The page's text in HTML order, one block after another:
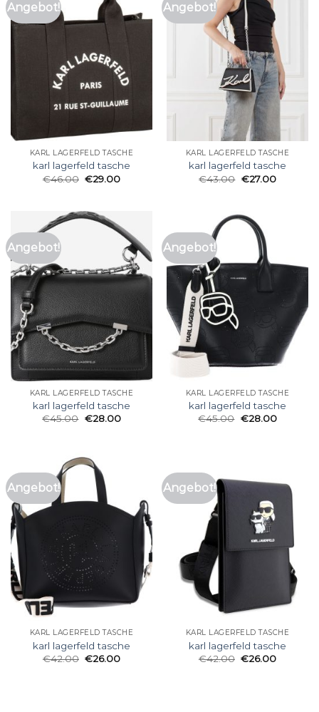
Angebot!
KARL LAGERFELD TASCHE
karl lagerfeld tasche
€46.00 €29.00
Angebot!
KARL LAGERFELD TASCHE
karl lagerfeld tasche
€43.00 €27.00
Angebot!
KARL LAGERFELD TASCHE
karl lagerfeld tasche
€45.00 €28.00
Angebot!
KARL LAGERFELD TASCHE
karl lagerfeld tasche
€45.00 €28.00
Angebot!
KARL LAGERFELD TASCHE
karl lagerfeld tasche
€42.00 €26.00
Angebot!
KARL LAGERFELD TASCHE
karl lagerfeld tasche
€42.00 €26.00